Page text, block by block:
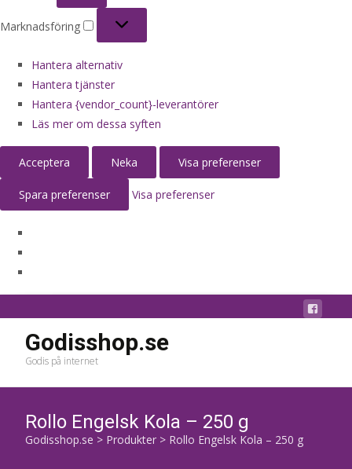
Marknadsföring
Hantera alternativ
Hantera tjänster
Hantera {vendor_count}-leverantörer
Läs mer om dessa syften
Acceptera Neka Visa preferenser
Spara preferenser Visa preferenser
Godisshop.se
Godis på internet
Rollo Engelsk Kola – 250 g
Godisshop.se > Produkter > Rollo Engelsk Kola – 250 g